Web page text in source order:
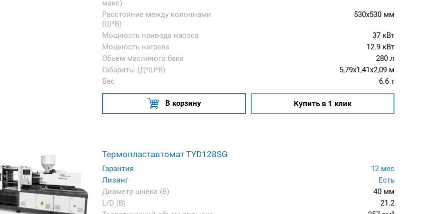
макс)
Расстояние между колоннами
(Ш*В)
530x530 мм
Мощность привода насоса
37 кВт
Мощность нагрева
12.9 кВт
Объем масляного бака
280 л
Габариты (Д*Ш*В)
5,79x1,41x2,09 м
Вес
6.6 т
В корзину Купить в 1 клик
Термопластавтомат TYD128SG
Гарантия
12 мес
Лизинг
Есть
Диаметр шнека (B)
40 мм
L/D (B)
21.2